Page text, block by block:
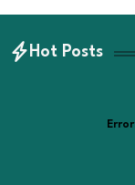
Hot Posts